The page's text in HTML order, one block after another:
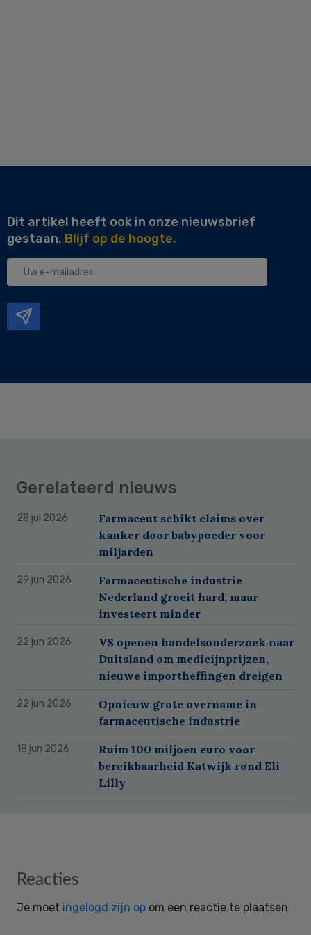
Dit artikel heeft ook in onze nieuwsbrief
gestaan. Blijf op de hoogte.
Uw
Gerelateerd nieuws
28 jul 2026
Farmaceut schikt claims over
kanker door babypoeder voor
miljarden
29 jun 2026
Farmaceutische industrie
Nederland groeit hard, maar
investeert minder
22 jun 2026
VS openen handelsonderzoek naar
Duitsland om medicijnprijzen,
nieuwe importheffingen dreigen
22 jun 2026
Opnieuw grote overname in
farmaceutische industrie
18 jun 2026
Ruim 100 miljoen euro voor
bereikbaarheid Katwijk rond Eli
Lilly
Reader
Reacties
Je moet ingelogd zijn op om een reactie te plaatsen.